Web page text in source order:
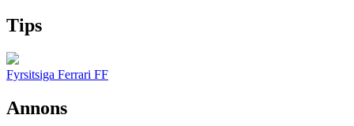
Tips
Fyrsitsiga Ferrari FF
Annons